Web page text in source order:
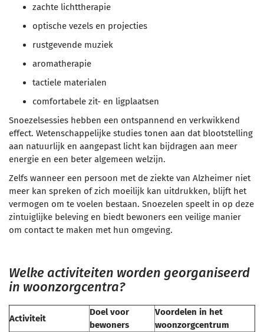
zachte lichttherapie
optische vezels en projecties
rustgevende muziek
aromatherapie
tactiele materialen
comfortabele zit- en ligplaatsen
Snoezelsessies hebben een ontspannend en verkwikkend
effect. Wetenschappelijke studies tonen aan dat blootstelling
aan natuurlijk en aangepast licht kan bijdragen aan meer
energie en een beter algemeen welzijn.
Zelfs wanneer een persoon met de ziekte van Alzheimer niet
meer kan spreken of zich moeilijk kan uitdrukken, blijft het
vermogen om te voelen bestaan. Snoezelen speelt in op deze
zintuiglijke beleving en biedt bewoners een veilige manier
om contact te maken met hun omgeving.
Welke activiteiten worden georganiseerd
in woonzorgcentra?
Activiteit
Doel voor
bewoners
Voordelen in het
woonzorgcentrum